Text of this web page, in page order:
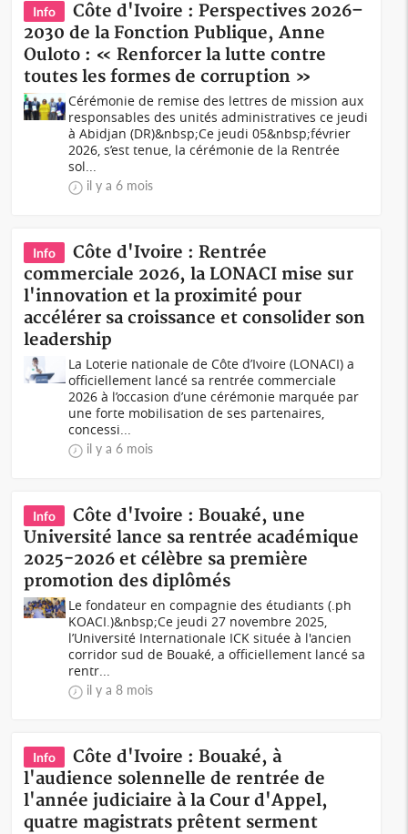
Info
Côte d'Ivoire : Perspectives 2026–
2030 de la Fonction Publique, Anne
Ouloto : « Renforcer la lutte contre
toutes les formes de corruption »
Cérémonie de remise des lettres de mission aux
responsables des unités administratives ce jeudi
à Abidjan (DR)&nbsp;Ce jeudi 05&nbsp;février
2026, s’est tenue, la cérémonie de la Rentrée
sol...
il y a 6 mois
Info
Côte d'Ivoire : Rentrée
commerciale 2026, la LONACI mise sur
l'innovation et la proximité pour
accélérer sa croissance et consolider son
leadership
La Loterie nationale de Côte d’Ivoire (LONACI) a
officiellement lancé sa rentrée commerciale
2026 à l’occasion d’une cérémonie marquée par
une forte mobilisation de ses partenaires,
concessi...
il y a 6 mois
Info
Côte d'Ivoire : Bouaké, une
Université lance sa rentrée académique
2025-2026 et célèbre sa première
promotion des diplômés
Le fondateur en compagnie des étudiants (.ph
KOACI.)&nbsp;Ce jeudi 27 novembre 2025,
l’Université Internationale ICK située à l'ancien
corridor sud de Bouaké, a officiellement lancé sa
rentr...
il y a 8 mois
Info
Côte d'Ivoire : Bouaké, à
l'audience solennelle de rentrée de
l'année judiciaire à la Cour d'Appel,
quatre magistrats prêtent serment